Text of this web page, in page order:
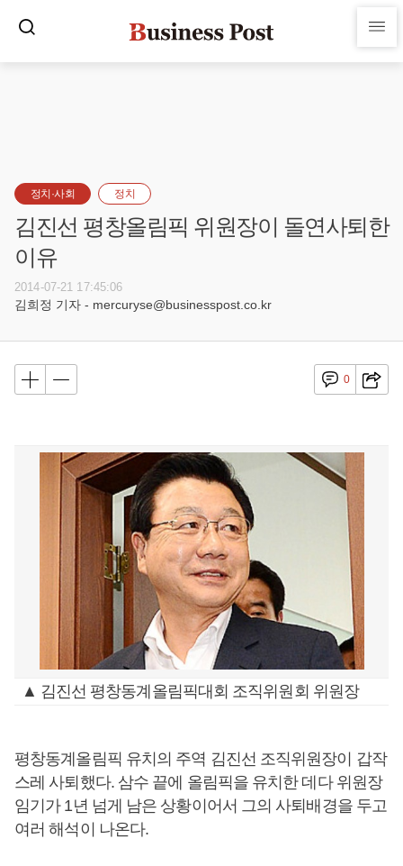
정치·사회 정치
김진선 평창올림픽 위원장이 돌연사퇴한
이유
2014-07-21 17:45:06
김희정 기자 - mercuryse@businesspost.co.kr
0
▲ 김진선 평창동계올림픽대회 조직위원회 위원장
평창동계올림픽 유치의 주역 김진선 조직위원장이 갑작
스레 사퇴했다. 삼수 끝에 올림픽을 유치한 데다 위원장
임기가 1년 넘게 남은 상황이어서 그의 사퇴배경을 두고
여러 해석이 나온다.